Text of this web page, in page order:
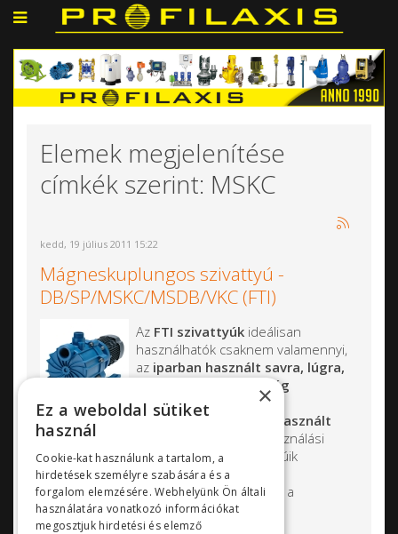
Elemek megjelenítése
címkék szerint: MSKC
kedd, 19 július 2011 15:22
Mágneskuplungos szivattyú -
DB/SP/MSKC/MSDB/VKC (FTI)
Az FTI szivattyúk ideálisan
használhatók csaknem valamennyi,
az iparban használt savra, lúgra,
az elektrokémiai iparág
vegyszereire, a víz és
szennyvízkezelésben használt
derítőszerekre, oldószerekre.
A felhasználási
terület is rendkívül szerteágazó, szivattyúik
megtalálhatóak az akváriumoktól a
félvezetőgyártásig, a gyógyszergyártástól a
szennyvízkezelésig.
×
Ez a weboldal sütiket
használ
Cookie-kat használunk a tartalom, a
hirdetések személyre szabására és a
forgalom elemzésére. Webhelyünk Ön általi
használatára vonatkozó információkat
megosztjuk hirdetési és elemző